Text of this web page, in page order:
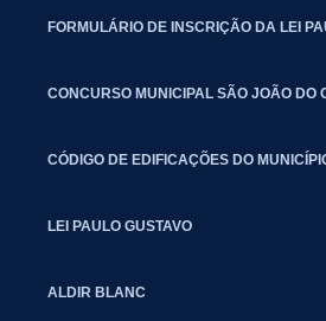
FORMULÁRIO DE INSCRIÇÃO DA LEI
CONCURSO MUNICIPAL SÃO JOÃO DO
CÓDIGO DE EDIFICAÇÕES DO
LEI PAULO GUSTAVO
ALDIR BLANC